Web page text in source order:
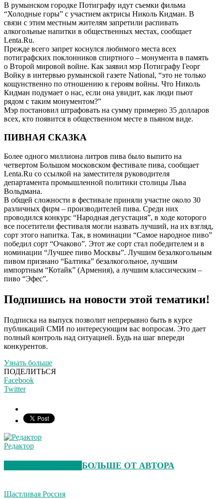
В румынском городке Потиграфу идут съемки фильма
“Холодные горы” с участием актрисы Николь Кидман. В
связи с этим местным жителям запретили распивать
алкогольные напитки в общественных местах, сообщает
Lenta.Ru.
Прежде всего запрет коснулся любимого места всех
потиграфских поклонников спиртного – монумента в память
о Второй мировой войне. Как заявил мэр Потиграфу Георг
Войку в интервью румынской газете National, “это не только
кощунственно по отношению к героям войны. Что Николь
Кидман подумает о нас, если она увидит, как люди пьют
рядом с таким монументом?”
Мэр постановил штрафовать на сумму примерно 35 долларов
всех, кто появится в общественном месте в пьяном виде.
ПИВНАЯ СКАЗКА
Более одного миллиона литров пива было выпито на
четвертом Большом московском фестивале пива, сообщает
Lenta.Ru со ссылкой на заместителя руководителя
департамента промышленной политики столицы Льва
Вольдмана.
В общей сложности в фестивале приняли участие около 30
различных фирм – производителей пива. Среди них
проводился конкурс “Народная дегустация”, в ходе которого
все посетители фестиваля могли назвать лучший, на их взгляд,
сорт этого напитка. Так, в номинации “Самое народное пиво”
победил сорт “Очаково”. Этот же сорт стал победителем и в
номинации “Лучшее пиво Москвы”. Лучшим безалкогольным
пивом признано “Балтика” безалкогольное, лучшим
импортным “Котайк” (Армения), а лучшим классическим –
пиво “Эфес”.
Подпишись на новости этой тематики!
Подписка на выпуск позволит непрерывно быть в курсе
публикаций СМИ по интересующим вас вопросам. Это дает
полный контроль над ситуацией. Будь на шаг впереди
конкурентов.
Узнать больше
ПОДЕЛИТЬСЯ
Facebook
Twitter
Редактор
БОЛЬШЕ ОТ АВТОРА
Щастливая Россия